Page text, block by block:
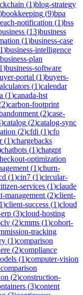
(1)blog-strategy
)bookkeeping (9)bpa
notification (1)bss
(13)business
(1)business-case
1)business-intelligence
business-plan
1)business-software
portal (1)buyers-
(1)calendar
(1)canada-hst
2)carbon-footprint
(2)case-
)catalog (2)catalog-sync
(2)cfdi (1)cfo
(1)chargebacks
chatbots (1)chatgpt
optimization
(1)churn-
(1)cin7 (1)circular-
services (1)claude
management (2)client-
1)client-success (1)cloud
(3)cloud-hosting
clv (2)cmms (1)cohort-
tracking
(1)comparison
(2)compliance
(1)computer-vision
(2)construction-
(3)content